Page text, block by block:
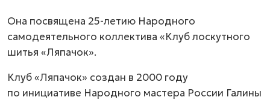
Она посвящена 25-летию Народного
самодеятельного коллектива «Клуб лоскутного
шитья «Ляпачок».
Клуб «Ляпачок» создан в 2000 году
по инициативе Народного мастера России Галины